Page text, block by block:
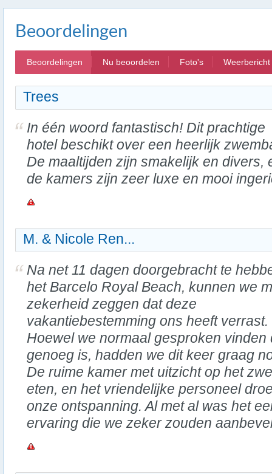
Beoordelingen
Beoordelingen Nu beoordelen Foto's Weerbericht
Trees
In één woord fantastisch! Dit prachtige
hotel beschikt over een heerlijk
De maaltijden zijn smakelijk en divers,
de kamers zijn zeer luxe en mooi
M. & Nicole Ren...
Na net 11 dagen doorgebracht te
het Barcelo Royal Beach, kunnen we
zekerheid zeggen dat deze
vakantiebestemming ons heeft verrast.
Hoewel we normaal gesproken vinden
genoeg is, hadden we dit keer graag
De ruime kamer met uitzicht op het
eten, en het vriendelijke personeel
onze ontspanning. Al met al was het
ervaring die we zeker zouden